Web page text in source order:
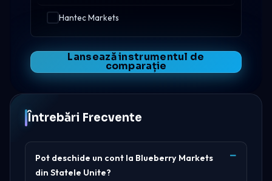
Hantec Markets
Lansează instrumentul de
comparație
Întrebări Frecvente
Pot deschide un cont la Blueberry Markets
din Statele Unite?